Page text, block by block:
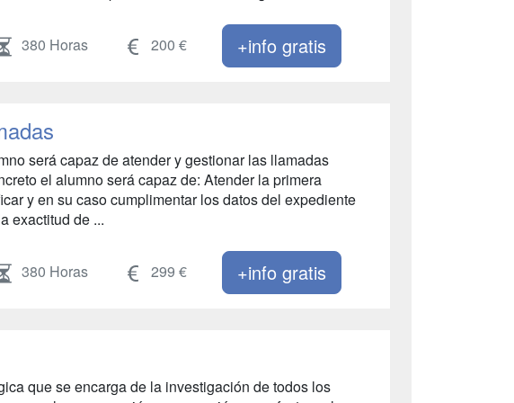
380 Horas 200 € +info gratis
será capaz de atender y gestionar las llamadas
el alumno será capaz de: Atender la primera
y en su caso cumplimentar los datos del expediente
exactitud de ...
380 Horas 299 € +info gratis
que se encarga de la investigación de todos los